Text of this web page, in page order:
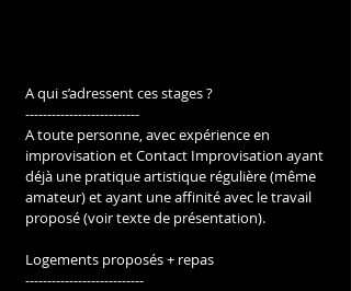
A qui s’adressent ces stages ?
--------------------------
A toute personne, avec expérience en
improvisation et Contact Improvisation ayant
déjà une pratique artistique régulière (même
amateur) et ayant une affinité avec le travail
proposé (voir texte de présentation).
Logements proposés + repas
---------------------------